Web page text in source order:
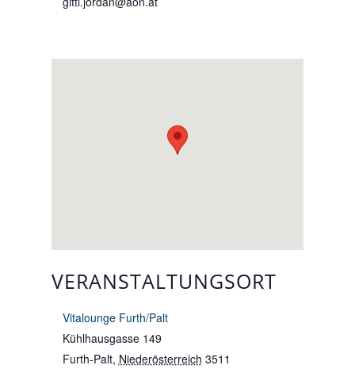
VERANSTALTUNGSORT
Vitalounge Furth/Palt
Kühlhausgasse 149
Furth-Palt, Niederösterreich 3511